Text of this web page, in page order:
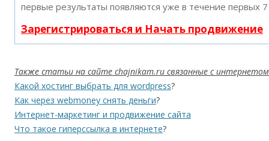
первые результаты появляются уже в течение первых
Зарегистрироваться и Начать продвижение
Также статьи на сайте chajnikam.ru связанные с
Какой хостинг выбрать для wordpress?
Как через webmoney снять деньги?
Интернет-маркетинг и продвижение сайта
Что такое гиперссылка в интернете?